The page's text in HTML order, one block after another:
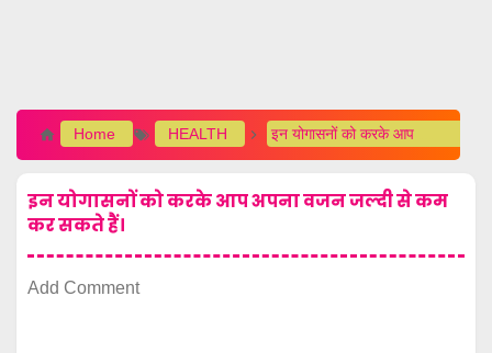
Home HEALTH इन योगासनों को करके आप अपना वजन जल्दी से कम कर सकते हैं।
इन योगासनों को करके आप अपना वजन जल्दी से कम
कर सकते हैं।
Add Comment